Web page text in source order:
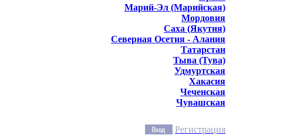
Марий-Эл (Марийская)
Мордовия
Саха (Якутия)
Северная Осетия - Алания
Татарстан
Тыва (Тува)
Удмуртская
Хакасия
Чеченская
Чувашская
Регистрация